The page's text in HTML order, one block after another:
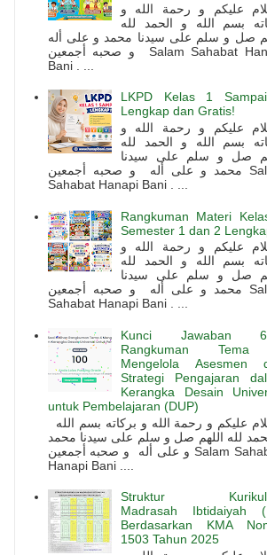
عليكم و رحمة الله و
بسم الله و الحمد لله
صل و سلم على سيدنا محمد و على أله
و صحبه أجمعين Salam Sahabat Hanapi
Bani . ...
LKPD Kelas 1
Lengkap dan Gratis!
عليكم و رحمة الله و
بسم الله و الحمد لله
صل و سلم على سيدنا
محمد و على أله و صحبه أجمعين Salam
Sahabat Hanapi Bani . ...
Rangkuman Materi
Semester 1 dan 2
عليكم و رحمة الله و
بسم الله و الحمد لله
صل و سلم على سيدنا
محمد و على أله و صحبه أجمعين Salam
Sahabat Hanapi Bani . ...
Kunci Jawaban
Rangkuman
Mengelola Asesmen
Strategi Pengajaran
Kerangka Desain
untuk Pembelajaran (DUP)
لله اللهم صل و سلم على سيدنا محمد
و على أله و صحبه أجمعين Salam Sahabat
Hanapi Bani ....
Struktur
Madrasah Ibtidaiyah
Berdasarkan KMA
1503 Tahun 2025